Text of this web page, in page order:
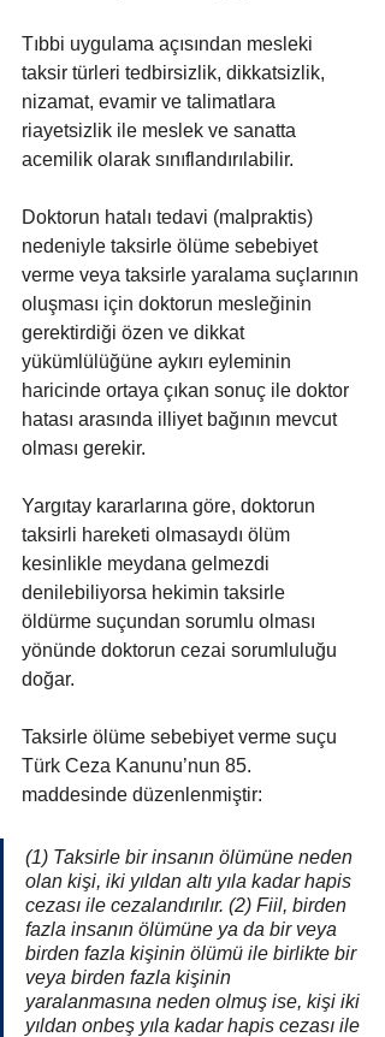
Tıbbi uygulama açısından mesleki
taksir türleri tedbirsizlik, dikkatsizlik,
nizamat, evamir ve talimatlara
riayetsizlik ile meslek ve sanatta
acemilik olarak sınıflandırılabilir.
Doktorun hatalı tedavi (malpraktis)
nedeniyle taksirle ölüme sebebiyet
verme veya taksirle yaralama suçlarının
oluşması için doktorun mesleğinin
gerektirdiği özen ve dikkat
yükümlülüğüne aykırı eyleminin
haricinde ortaya çıkan sonuç ile doktor
hatası arasında illiyet bağının mevcut
olması gerekir.
Yargıtay kararlarına göre, doktorun
taksirli hareketi olmasaydı ölüm
kesinlikle meydana gelmezdi
denilebiliyorsa hekimin taksirle
öldürme suçundan sorumlu olması
yönünde doktorun cezai sorumluluğu
doğar.
Taksirle ölüme sebebiyet verme suçu
Türk Ceza Kanunu’nun 85.
maddesinde düzenlenmiştir:
(1) Taksirle bir insanın ölümüne neden
olan kişi, iki yıldan altı yıla kadar hapis
cezası ile cezalandırılır. (2) Fiil, birden
fazla insanın ölümüne ya da bir veya
birden fazla kişinin ölümü ile birlikte bir
veya birden fazla kişinin
yaralanmasına neden olmuş ise, kişi iki
yıldan onbeş yıla kadar hapis cezası ile